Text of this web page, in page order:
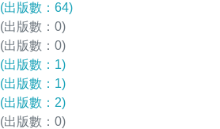
(出版數：64)
(出版數：0)
(出版數：0)
(出版數：1)
(出版數：1)
(出版數：2)
(出版數：0)